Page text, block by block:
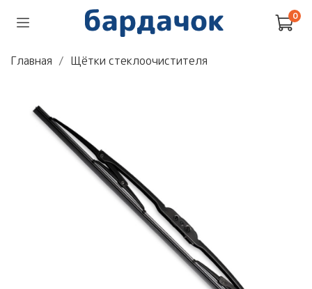
0
Главная Щётки стеклоочистителя